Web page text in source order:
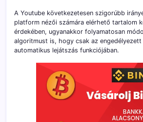
A Youtube következetesen szigorúbb
platform nézői számára elérhető tartalom
érdekében, ugyanakkor folyamatosan
algoritmust is, hogy csak az
automatikus lejátszás funkciójában.